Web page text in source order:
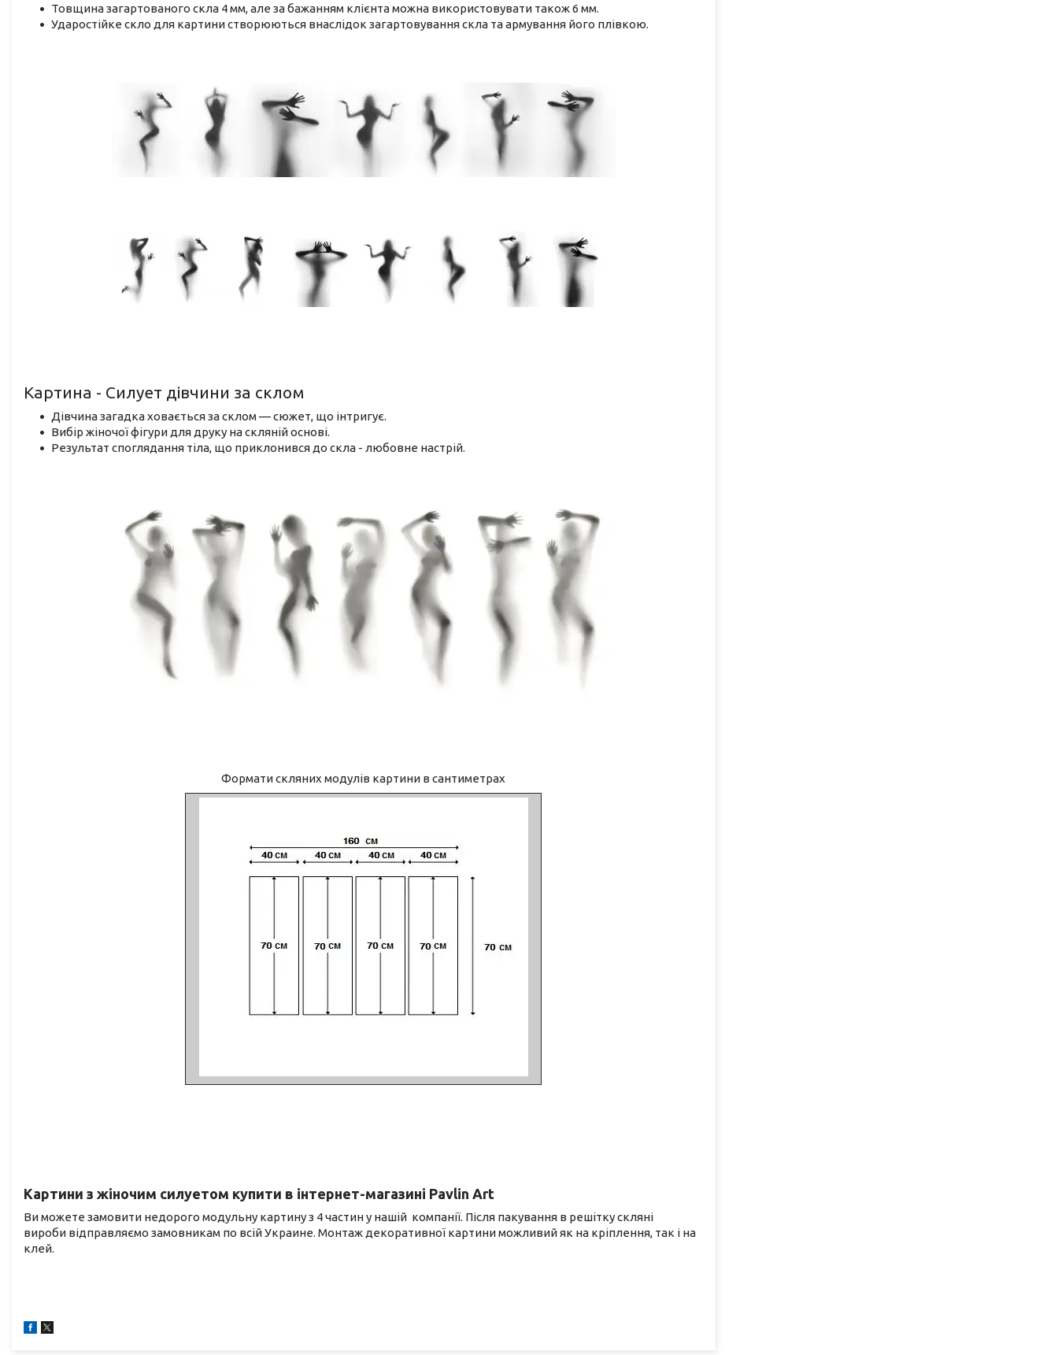
Товщина загартованого скла 4 мм, але за бажанням клієнта можна використовувати також 6 мм.
Ударостійке скло для картини створюються внаслідок загартовування скла та армування його плівкою.
Картина - Силует дівчини за склом
Дівчина загадка ховається за склом — сюжет, що інтригує.
Вибір жіночої фігури для друку на скляній основі.
Результат споглядання тіла, що приклонився до скла - любовне настрій.
Формати скляних модулів картини в сантиметрах
Картини з жіночим силуетом купити в інтернет-магазині Pavlin Art
Ви можете замовити недорого модульну картину з 4 частин у нашій компанії. Після пакування в решітку скляні
вироби відправляємо замовникам по всій Украине. Монтаж декоративної картини можливий як на кріплення, так і на
клей.